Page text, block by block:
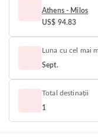
Athens - Milos
US$ 94.83
Luna cu cel mai
Sept.
Total destinații
1